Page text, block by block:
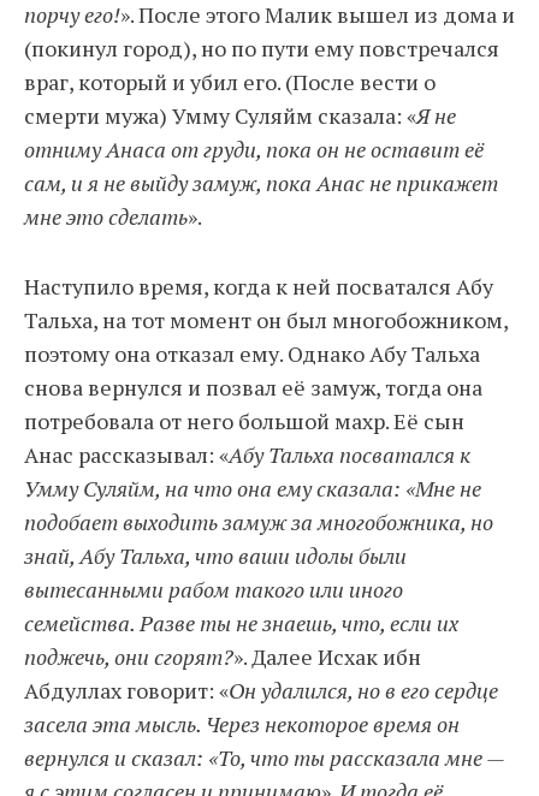
порчу его!». После этого Малик вышел из дома и
(покинул город), но по пути ему повстречался
враг, который и убил его. (После вести о
смерти мужа) Умму Суляйм сказала: «Я не
отниму Анаса от груди, пока он не оставит её
сам, и я не выйду замуж, пока Анас не прикажет
мне это сделать».
Наступило время, когда к ней посватался Абу
Тальха, на тот момент он был многобожником,
поэтому она отказал ему. Однако Абу Тальха
снова вернулся и позвал её замуж, тогда она
потребовала от него большой махр. Её сын
Анас рассказывал: «Абу Тальха посватался к
Умму Суляйм, на что она ему сказала: «Мне не
подобает выходить замуж за многобожника, но
знай, Абу Тальха, что ваши идолы были
вытесанными рабом такого или иного
семейства. Разве ты не знаешь, что, если их
поджечь, они сгорят?». Далее Исхак ибн
Абдуллах говорит: «Он удалился, но в его сердце
засела эта мысль. Через некоторое время он
вернулся и сказал: «То, что ты рассказала мне —